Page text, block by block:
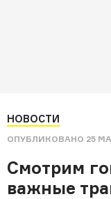
НОВОСТИ
ОПУБЛИКОВАНО 25
Смотрим
важные